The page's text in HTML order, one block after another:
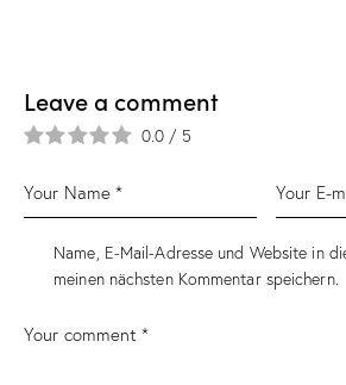
Leave a comment
0.0 / 5
Name, E-Mail-Adresse und Website in
meinen nächsten Kommentar speichern.